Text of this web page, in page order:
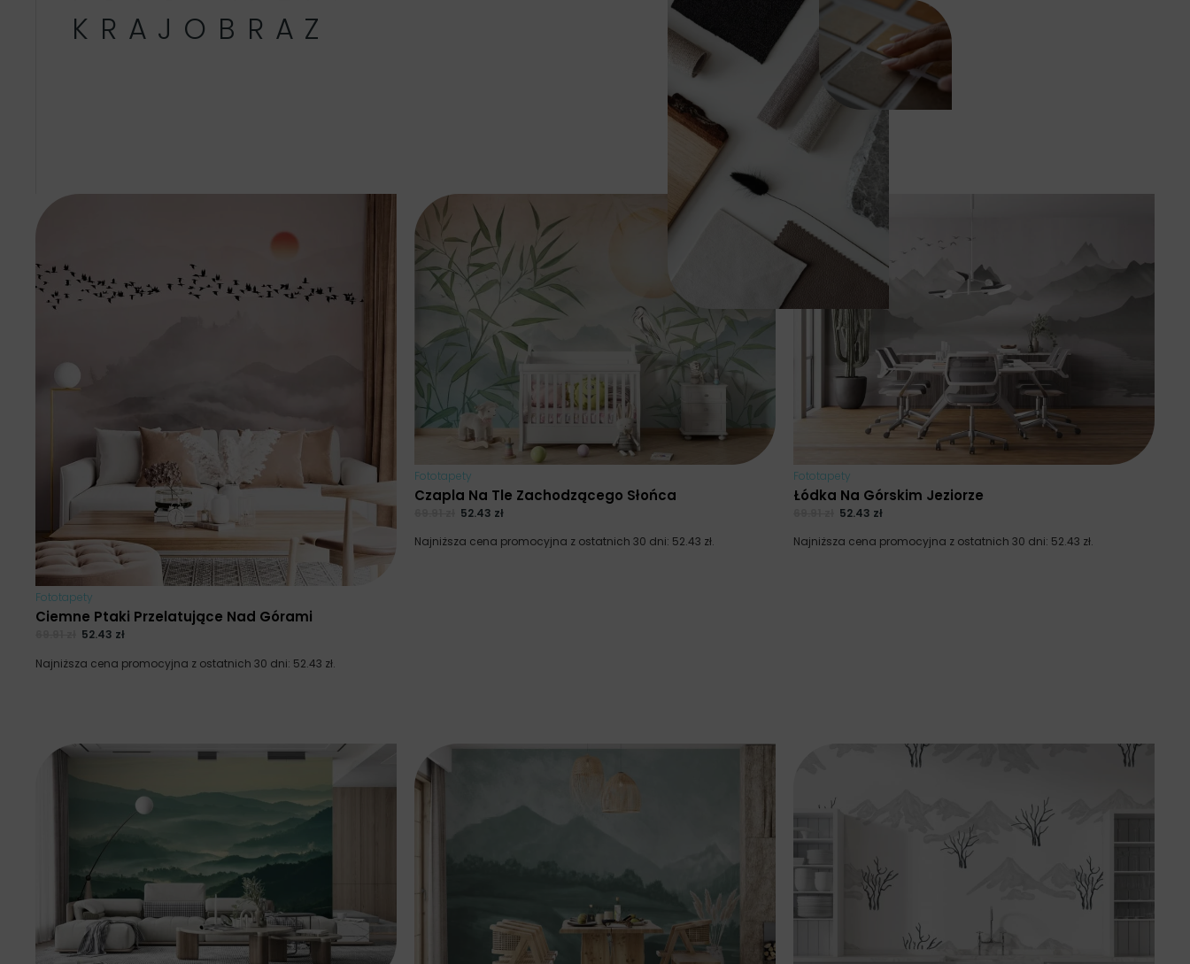
KRAJOBRAZ
Fototapety
Ciemne Ptaki Przelatujące Nad Górami
52.43 zł
Najniższa cena promocyjna z ostatnich 30 dni: 52.43 zł.
Fototapety
Czapla Na Tle Zachodzącego Słońca
52.43 zł
Najniższa cena promocyjna z ostatnich 30 dni: 52.43 zł.
Fototapety
Łódka Na Górskim Jeziorze
52.43 zł
Najniższa cena promocyjna z ostatnich 30 dni: 52.43 zł.